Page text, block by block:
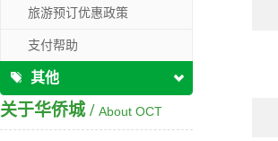
旅游预订优惠政策
支付帮助
其他
关于华侨城 / About OCT